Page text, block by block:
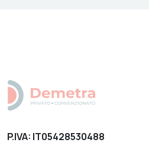
P.IVA: IT05428530488